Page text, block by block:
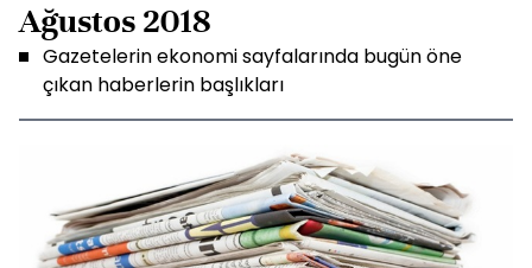
Ağustos 2018
Gazetelerin ekonomi sayfalarında bugün öne
çıkan haberlerin başlıkları